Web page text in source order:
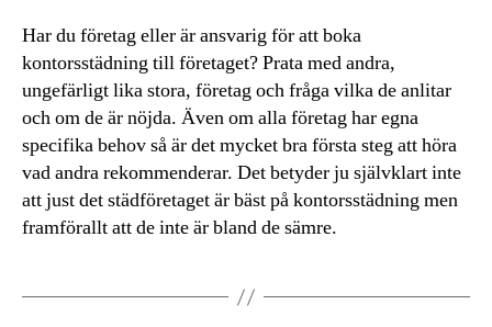
Har du företag eller är ansvarig för att boka
kontorsstädning till företaget? Prata med andra,
ungefärligt lika stora, företag och fråga vilka de anlitar
och om de är nöjda. Även om alla företag har egna
specifika behov så är det mycket bra första steg att höra
vad andra rekommenderar. Det betyder ju självklart inte
att just det städföretaget är bäst på kontorsstädning men
framförallt att de inte är bland de sämre.